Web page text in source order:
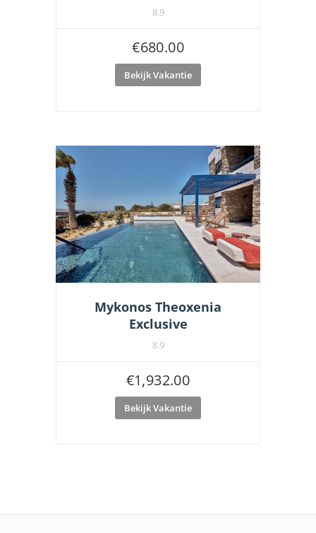
8.9
€680.00
Bekijk Vakantie
Mykonos Theoxenia
Exclusive
8.9
€1,932.00
Bekijk Vakantie